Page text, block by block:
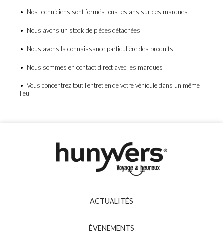
• Nos techniciens sont formés tous les ans sur ces marques
• Nous avons un stock de pièces détachées
• Nous avons la connaissance particulière des produits
• Nous sommes en contact direct avec les marques
• Vous concentrez tout l’entretien de votre véhicule dans un même
lieu
ACTUALITÉS
ÉVENEMENTS